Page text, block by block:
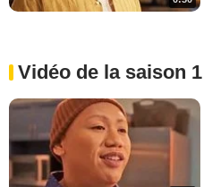
Vidéo de la saison 1